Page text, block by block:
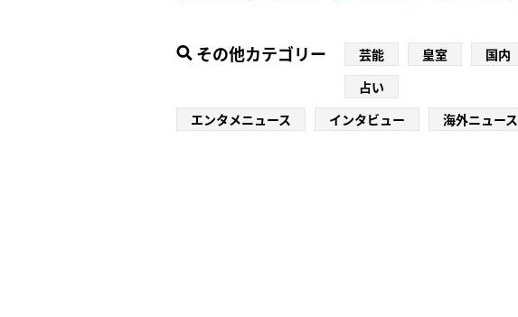
その他カテゴリー 芸能 皇室 国内
占い
エンタメニュース
インタビュー 海外ニュース